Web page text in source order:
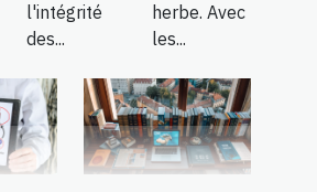
l'intégrité
des...
herbe. Avec
les...